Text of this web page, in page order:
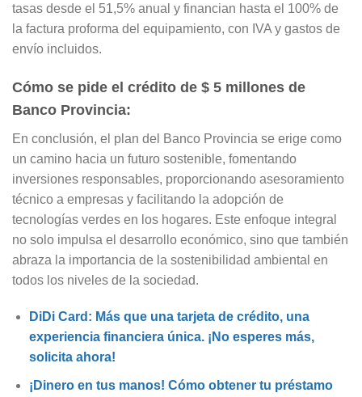
tasas desde el 51,5% anual y financian hasta el 100% de
la factura proforma del equipamiento, con IVA y gastos de
envío incluidos.
Cómo se pide el crédito de $ 5 millones de
Banco Provincia:
En conclusión, el plan del Banco Provincia se erige como
un camino hacia un futuro sostenible, fomentando
inversiones responsables, proporcionando asesoramiento
técnico a empresas y facilitando la adopción de
tecnologías verdes en los hogares. Este enfoque integral
no solo impulsa el desarrollo económico, sino que también
abraza la importancia de la sostenibilidad ambiental en
todos los niveles de la sociedad.
DiDi Card: Más que una tarjeta de crédito, una
experiencia financiera única. ¡No esperes más,
solicita ahora!
¡Dinero en tus manos! Cómo obtener tu préstamo